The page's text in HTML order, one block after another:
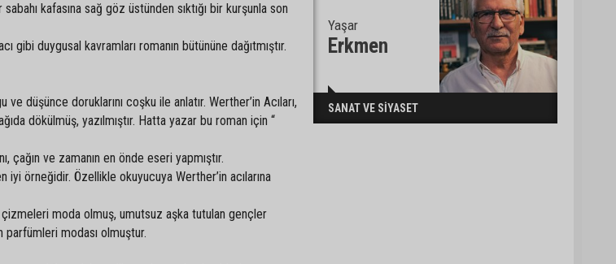
kafasına sağ göz üstünden sıktığı bir kurşunla son
gibi duygusal kavramları romanın bütününe dağıtmıştır.
ve düşünce doruklarını coşku ile anlatır. Werther’in Acıları,
dökülmüş, yazılmıştır. Hatta yazar bu roman için “
çağın ve zamanın en önde eseri yapmıştır.
iyi örneğidir. Özellikle okuyucuya Werther’in acılarına
moda olmuş, umutsuz aşka tutulan gençler
parfümleri modası olmuştur.
Yaşar
Erkmen
SANAT VE SİYASET